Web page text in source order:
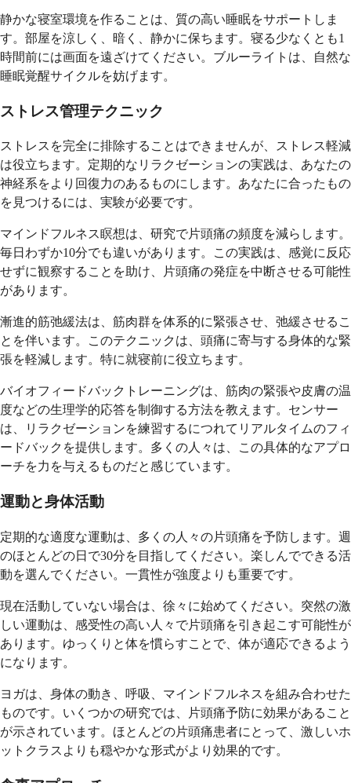
静かな寝室環境を作ることは、質の高い睡眠をサポートしま
す。部屋を涼しく、暗く、静かに保ちます。寝る少なくとも1
時間前には画面を遠ざけてください。ブルーライトは、自然な
睡眠覚醒サイクルを妨げます。
ストレス管理テクニック
ストレスを完全に排除することはできませんが、ストレス軽減
は役立ちます。定期的なリラクゼーションの実践は、あなたの
神経系をより回復力のあるものにします。あなたに合ったもの
を見つけるには、実験が必要です。
マインドフルネス瞑想は、研究で片頭痛の頻度を減らします。
毎日わずか10分でも違いがあります。この実践は、感覚に反応
せずに観察することを助け、片頭痛の発症を中断させる可能性
があります。
漸進的筋弛緩法は、筋肉群を体系的に緊張させ、弛緩させるこ
とを伴います。このテクニックは、頭痛に寄与する身体的な緊
張を軽減します。特に就寝前に役立ちます。
バイオフィードバックトレーニングは、筋肉の緊張や皮膚の温
度などの生理学的応答を制御する方法を教えます。センサー
は、リラクゼーションを練習するにつれてリアルタイムのフィ
ードバックを提供します。多くの人々は、この具体的なアプロ
ーチを力を与えるものだと感じています。
運動と身体活動
定期的な適度な運動は、多くの人々の片頭痛を予防します。週
のほとんどの日で30分を目指してください。楽しんでできる活
動を選んでください。一貫性が強度よりも重要です。
現在活動していない場合は、徐々に始めてください。突然の激
しい運動は、感受性の高い人々で片頭痛を引き起こす可能性が
あります。ゆっくりと体を慣らすことで、体が適応できるよう
になります。
ヨガは、身体の動き、呼吸、マインドフルネスを組み合わせた
ものです。いくつかの研究では、片頭痛予防に効果があること
が示されています。ほとんどの片頭痛患者にとって、激しいホ
ットクラスよりも穏やかな形式がより効果的です。